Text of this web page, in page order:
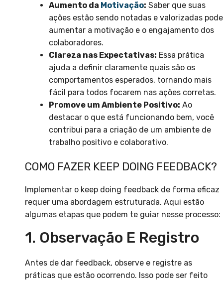
Aumento da Motivação: Saber que suas
ações estão sendo notadas e valorizadas pode
aumentar a motivação e o engajamento dos
colaboradores.
Clareza nas Expectativas: Essa prática
ajuda a definir claramente quais são os
comportamentos esperados, tornando mais
fácil para todos focarem nas ações corretas.
Promove um Ambiente Positivo: Ao
destacar o que está funcionando bem, você
contribui para a criação de um ambiente de
trabalho positivo e colaborativo.
COMO FAZER KEEP DOING FEEDBACK?
Implementar o keep doing feedback de forma eficaz
requer uma abordagem estruturada. Aqui estão
algumas etapas que podem te guiar nesse processo:
1. Observação E Registro
Antes de dar feedback, observe e registre as
práticas que estão ocorrendo. Isso pode ser feito